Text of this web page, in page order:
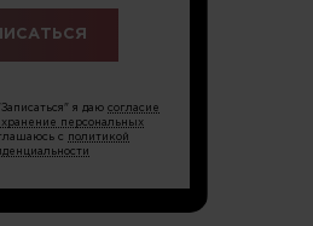
я даю согласие
хранение персональных
с
политикой